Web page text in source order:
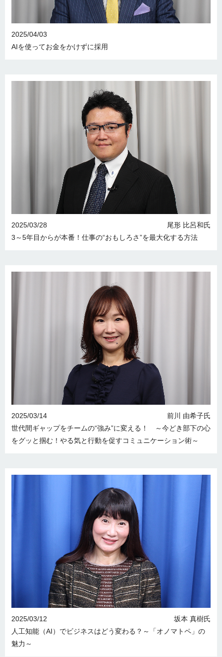
2025/04/03
AIを使ってお金をかけずに採用
2025/03/28
尾形 比呂和氏
3～5年目からが本番！仕事の“おもしろさ”を最大化する方法
2025/03/14
前川 由希子氏
世代間ギャップをチームの“強み”に変える！ ～今どき部下の心
をグッと掴む！やる気と行動を促すコミュニケーション術～
2025/03/12
坂本 真樹氏
人工知能（AI）でビジネスはどう変わる？～「オノマトペ」の
魅力～